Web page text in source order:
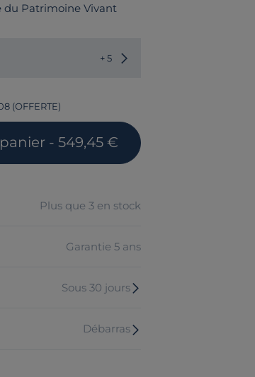
du Patrimoine Vivant
+ 5 Choisir une autre dimension
(OFFERTE)
- 549,45 €
Plus que 3 en stock
Garantie 5 ans
Sous 30 jours
Débarras